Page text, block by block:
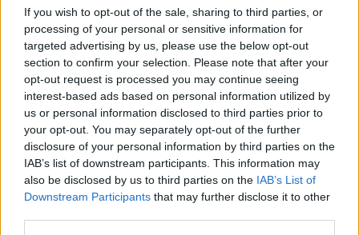
If you wish to opt-out of the sale, sharing to third parties, or
processing of your personal or sensitive information for
targeted advertising by us, please use the below opt-out
section to confirm your selection. Please note that after your
opt-out request is processed you may continue seeing
interest-based ads based on personal information utilized by
us or personal information disclosed to third parties prior to
your opt-out. You may separately opt-out of the further
disclosure of your personal information by third parties on the
IAB’s list of downstream participants. This information may
also be disclosed by us to third parties on the IAB’s List of
Downstream Participants that may further disclose it to other
Anche Rafael Leao appare sempre più vicino alla partenza,
mentre Mike Maignan potrebbe valutare nuove opportunità
nonostante il recente rinnovo. Sul fronte delle uscite vengono
indicati anche Fofana e Loftus-Cheek, mentre tra Christopher
Nkunku e Santiago Gimenez almeno uno potrebbe
rappresentare un punto fermo per la ricostruzione
rossonera.